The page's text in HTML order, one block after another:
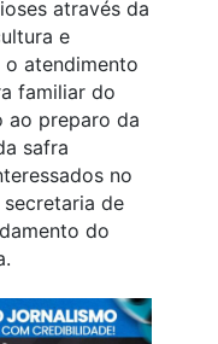
através da
e
atendimento
familiar do
ao preparo da
safra
no
de
do